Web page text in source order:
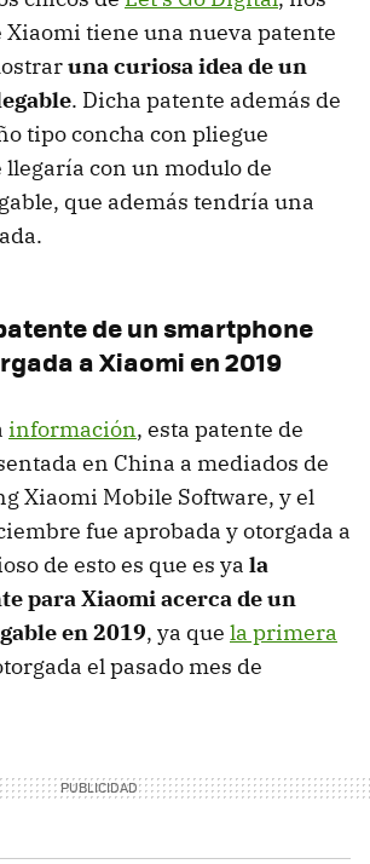
Xiaomi tiene una nueva patente
una curiosa idea de un
. Dicha patente además de
tipo concha con pliegue
con un modulo de
que además tendría una
de un smartphone
a Xiaomi en 2019
información, esta patente de
en China a mediados de
Xiaomi Mobile Software, y el
fue aprobada y otorgada a
de esto es que es ya la
para Xiaomi acerca de un
en 2019, ya que la primera
el pasado mes de